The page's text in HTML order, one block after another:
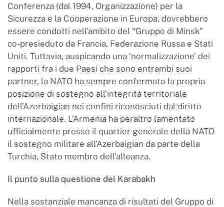
Conferenza (dal 1994, Organizzazione) per la
Sicurezza e la Cooperazione in Europa, dovrebbero
essere condotti nell'ambito del “Gruppo di Minsk”
co-presieduto da Francia, Federazione Russa e Stati
Uniti. Tuttavia, auspicando una ‘normalizzazione’ dei
rapporti fra i due Paesi che sono entrambi suoi
partner, la NATO ha sempre confermato la propria
posizione di sostegno all’integrità territoriale
dell’Azerbaigian nei confini riconosciuti dal diritto
internazionale. L’Armenia ha peraltro lamentato
ufficialmente presso il quartier generale della NATO
il sostegno militare all’Azerbaigian da parte della
Turchia, Stato membro dell’alleanza.
Il punto sulla questione del Karabakh
Nella sostanziale mancanza di risultati del Gruppo di